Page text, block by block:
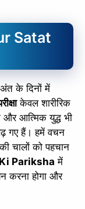
Satat
अंत के दिनों में
केवल शारीरिक
और आत्मिक युद्ध भी
गए हैं। हमें वचन
चालों को पहचान
Pariksha में
करना होगा और